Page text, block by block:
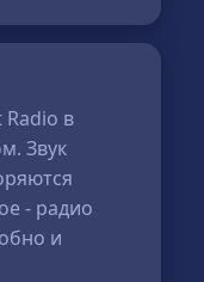
в
Звук
- радио
и